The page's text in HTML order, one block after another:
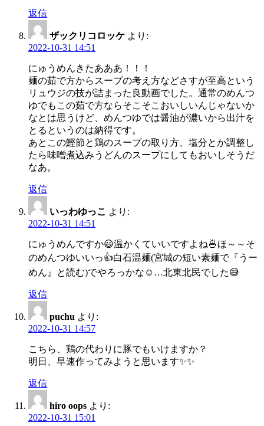
返信
ザックリコロッケ より:
2022-10-31 14:51
にゅうめんきたあああ！！！
麺の茹で方からスープの考え方などさすが至高という
リュウジの技が詰まった良動画でした。通常のめんつ
ゆでもこの茹で方ならそこそこおいしいんじゃないか
なとは思うけど、めんつゆでは醤油が濃いから出汁を
とるというのは納得です。
あとこの鰹節と鶏のスープの取り方、塩分とか調整し
たら味噌煮込みうどんのスープにしてもおいしそうだ
なあ。
返信
いっわゆっこ より:
2022-10-31 14:51
にゅうめんですか😃温かくていいですよね🍜ほ～～そ
のめんつゆいいっ👍白石温麺(宮城の短い素麺で『うー
めん』と読む)でやろっかな☺️…北東北民でした😅
返信
puchu より:
2022-10-31 14:57
こちら、鶏の代わりに豚でもいけますか？
明日、早速作ってみようと思います✨✨
返信
hiro oops より:
2022-10-31 15:01